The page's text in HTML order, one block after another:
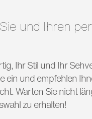
Sie und Ihren
Ihr Stil und Ihr
ein und empfehlen
Warten Sie nicht
zu erhalten!